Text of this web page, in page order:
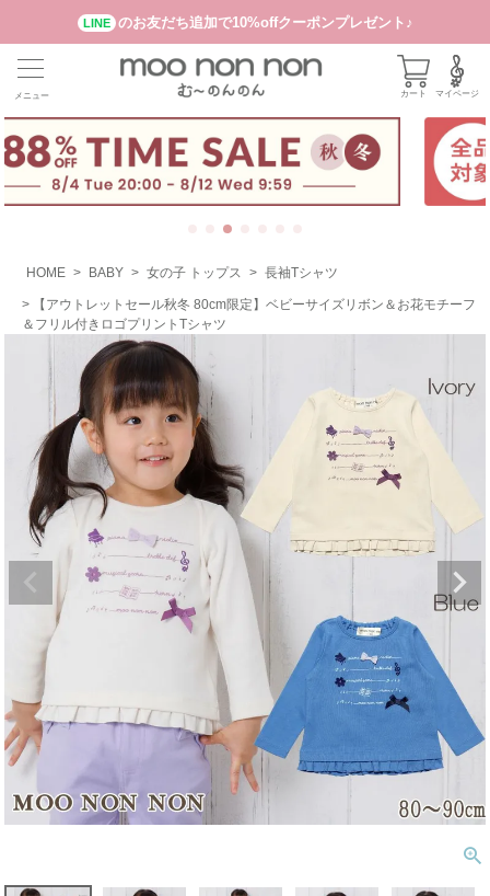
LINE のお友だち追加で10%offクーポンプレゼント♪
カート マイページ
メニュー
HOME BABY 女の子 トップス 長袖Tシャツ
【アウトレットセール秋冬 80cm限定】ベビーサイズリボン＆お花モチーフ
＆フリル付きロゴプリントTシャツ